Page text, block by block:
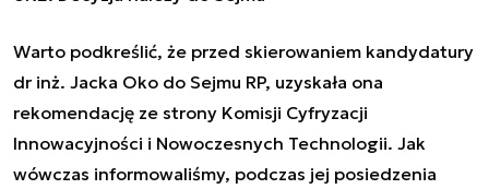
Warto podkreślić, że przed skierowaniem kandydatury
dr inż. Jacka Oko do Sejmu RP, uzyskała ona
rekomendację ze strony Komisji Cyfryzacji
Innowacyjności i Nowoczesnych Technologii. Jak
wówczas informowaliśmy, podczas jej posiedzenia